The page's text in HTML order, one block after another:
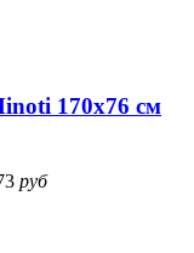
170x76 см
руб